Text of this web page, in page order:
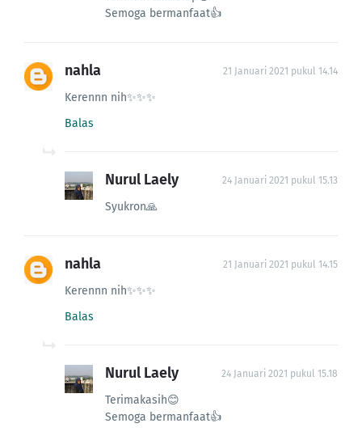
Semoga bermanfaat👍
nahla 21 Januari 2021 pukul 14.14
Kerennn nih✨✨✨
Balas
Nurul Laely 24 Januari 2021 pukul 15.13
Syukron🙏
nahla 21 Januari 2021 pukul 14.15
Kerennn nih✨✨✨
Balas
Nurul Laely 24 Januari 2021 pukul 15.18
Terimakasih😊
Semoga bermanfaat👍